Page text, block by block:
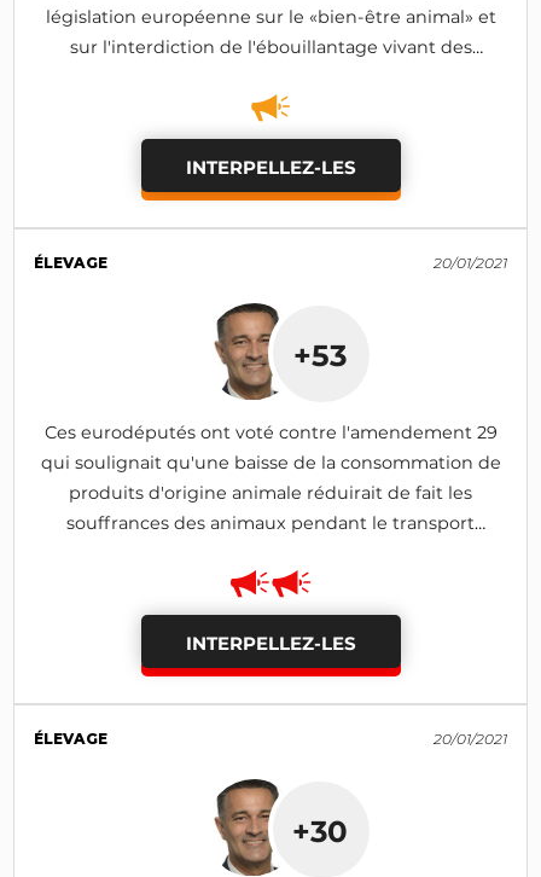
législation européenne sur le «bien-être animal» et
sur l'interdiction de l'ébouillantage vivant des
INTERPELLEZ-LES
ÉLEVAGE 20/01/2021
+53
Ces eurodéputés ont voté contre l'amendement 29
qui soulignait qu'une baisse de la consommation de
produits d'origine animale réduirait de fait les
souffrances des animaux pendant le transport
INTERPELLEZ-LES
ÉLEVAGE 20/01/2021
+30